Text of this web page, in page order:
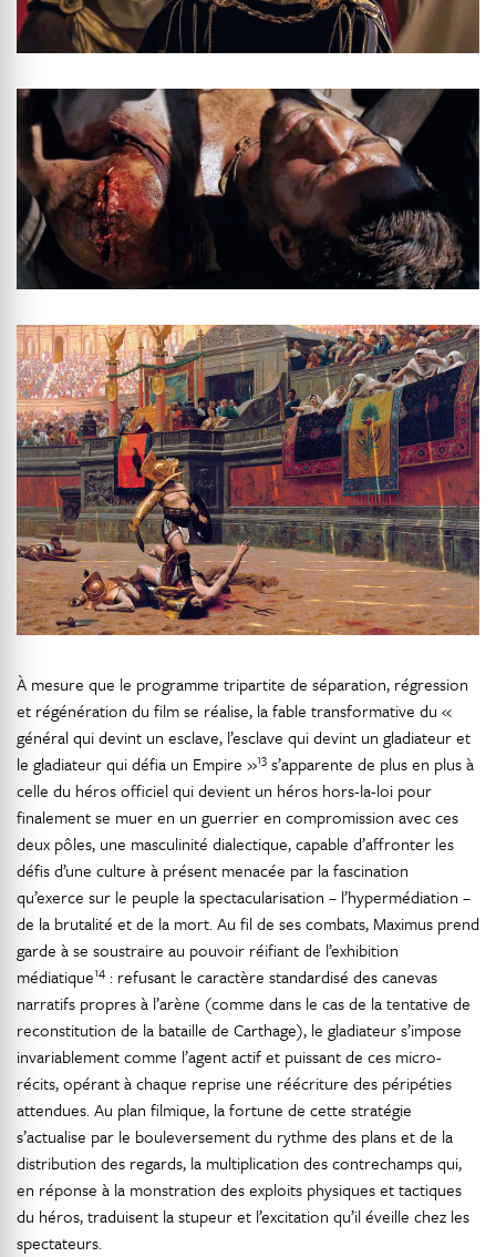
À mesure que le programme tripartite de séparation, régression
et régénération du film se réalise, la fable transformative du «
général qui devint un esclave, l’esclave qui devint un gladiateur et
le gladiateur qui défia un Empire »13 s’apparente de plus en plus à
celle du héros officiel qui devient un héros hors-la-loi pour
finalement se muer en un guerrier en compromission avec ces
deux pôles, une masculinité dialectique, capable d’affronter les
défis d’une culture à présent menacée par la fascination
qu’exerce sur le peuple la spectacularisation – l’hypermédiation –
de la brutalité et de la mort. Au fil de ses combats, Maximus prend
garde à se soustraire au pouvoir réifiant de l’exhibition
médiatique14 : refusant le caractère standardisé des canevas
narratifs propres à l’arène (comme dans le cas de la tentative de
reconstitution de la bataille de Carthage), le gladiateur s’impose
invariablement comme l’agent actif et puissant de ces micro-
récits, opérant à chaque reprise une réécriture des péripéties
attendues. Au plan filmique, la fortune de cette stratégie
s’actualise par le bouleversement du rythme des plans et de la
distribution des regards, la multiplication des contrechamps qui,
en réponse à la monstration des exploits physiques et tactiques
du héros, traduisent la stupeur et l’excitation qu’il éveille chez les
spectateurs.